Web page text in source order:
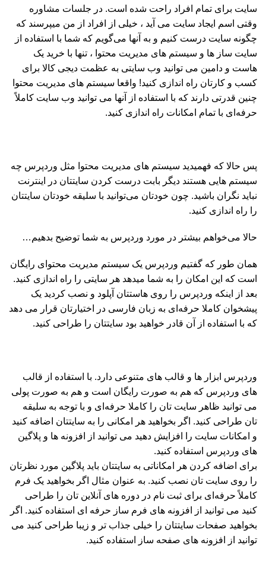
سایت برای تمام افراد راحت شده است. در جلسات مشاوره
وقتی اسم ایجاد سایت می آید ، خیلی از افراد از من میپرسند که
چگونه سایت درست کنیم و به آنها می‌گویم که شما با استفاده از
سایت ساز ها و سیستم های مدیریت محتوا ، تنها با خرید یک
هاست و دامین می توانید وب سایتی به عظمت دیجی کالا برای
کسب و کارتان راه اندازی کنید! واقعا سیستم های مدیریت محتوا
چنین قدرتی دارند که با استفاده از آنها می توانید وب سایت کاملاً
حرفه‌ای با تمام امکانات راه اندازی کنید.
پس حالا که فهمیدید سیستم های مدیریت محتوا مثل وردپرس چه
سیستم هایی هستند دیگر بابت درست کردن سایتتان در اینترنت
نباید نگران باشید. چون خودتان می‌توانید با سلیقه خودتان سایتتان
را راه اندازی کنید.
حالا می‌خواهم بیشتر در مورد وردپرس به شما توضیح بدهیم…
همان طور که گفتیم وردپرس یک سیستم مدیریت محتوای رایگان
است که این امکان را به شما میدهد هر سایتی را راه اندازی کنید.
بعد از اینکه وردپرس را روی هاستتان آپلود و نصب کردید یک
پیشخوان کاملا حرفه‌ای به زبان فارسی در اختیارتان قرار می دهد
که با استفاده از آن قادر خواهید بود سایتتان را طراحی کنید.
وردپرس ابزار ها و قالب های متنوعی دارد. با استفاده از قالب
های وردپرس که هم به صورت رایگان است و هم به صورت پولی
می توانید ظاهر سایت تان را کاملا حرفه‌ای و با توجه به سلیقه
تان طراحی کنید. اگر بخواهید هر امکانی را به سایتتان اضافه کنید
و امکانات سایت را افزایش دهید می توانید از افزونه ها و پلاگین
های وردپرس استفاده کنید.
برای اضافه کردن هر امکاناتی به سایتتان باید پلاگین مورد نظرتان
را روی سایت تان نصب کنید. به عنوان مثال اگر بخواهید یک فرم
کاملاً حرفه‌ای برای ثبت نام در دوره های آنلاین تان را طراحی
کنید می توانید از افزونه های فرم ساز حرفه ای استفاده کنید. اگر
بخواهید صفحات سایتتان را خیلی جذاب تر و زیبا طراحی کنید می
توانید از افزونه های صفحه ساز استفاده کنید.